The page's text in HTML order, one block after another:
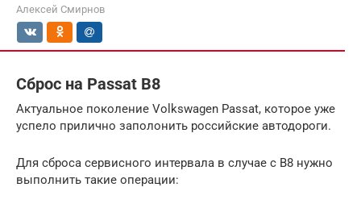
Алексей Смирнов
Сброс на Passat B8
Актуальное поколение Volkswagen Passat, которое уже
успело прилично заполонить российские автодороги.
Для сброса сервисного интервала в случае с B8 нужно
выполнить такие операции: